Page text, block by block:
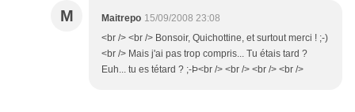
M Maitrepo 15/09/2008 23:08
<br /> <br /> Bonsoir, Quichottine, et surtout merci ! ;-)
<br /> Mais j'ai pas trop compris... Tu étais tard ?
Euh... tu es tétard ? ;-Þ<br /> <br /> <br /> <br />